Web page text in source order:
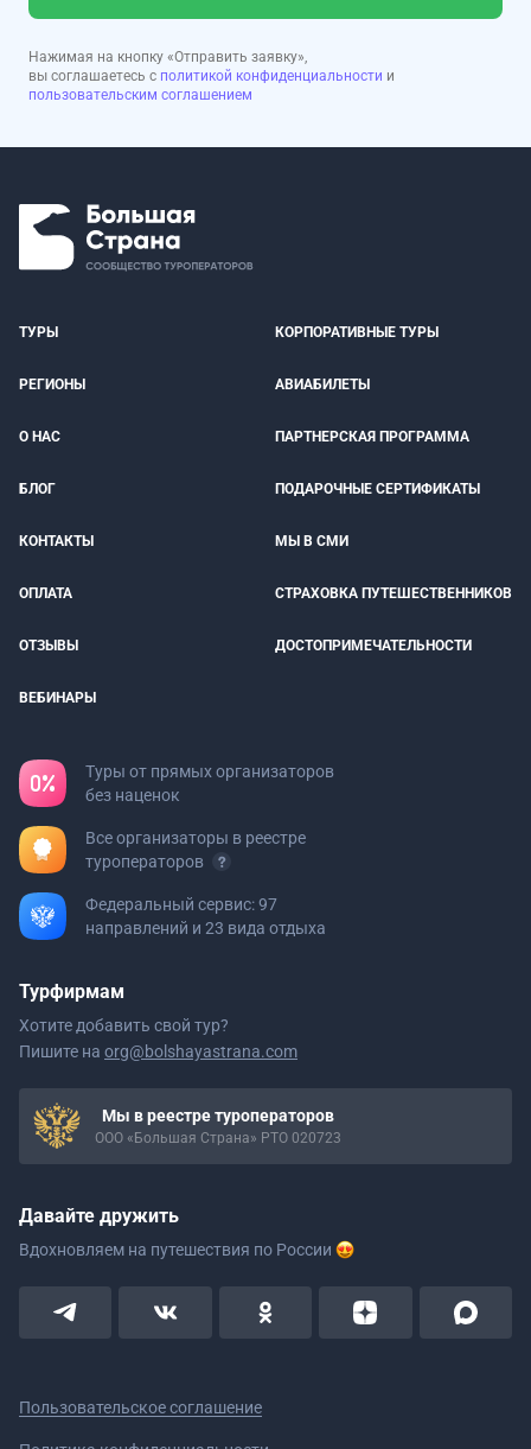
Нажимая на кнопку «Отправить заявку»,
вы соглашаетесь с политикой конфиденциальности и
пользовательским соглашением
ТУРЫ КОРПОРАТИВНЫЕ ТУРЫ
РЕГИОНЫ АВИАБИЛЕТЫ
О НАС ПАРТНЕРСКАЯ ПРОГРАММА
БЛОГ ПОДАРОЧНЫЕ СЕРТИФИКАТЫ
КОНТАКТЫ МЫ В СМИ
ОПЛАТА СТРАХОВКА ПУТЕШЕСТВЕННИКОВ
ОТЗЫВЫ ДОСТОПРИМЕЧАТЕЛЬНОСТИ
ВЕБИНАРЫ
Туры от прямых организаторов
без наценок
Все организаторы в реестре
туроператоров
Федеральный сервис: 97
направлений и 23 вида отдыха
Турфирмам
Хотите добавить свой тур?
Пишите на org@bolshayastrana.com
Мы в реестре туроператоров
ООО «Большая Страна» РТО 020723
Давайте дружить
Вдохновляем на путешествия по России
Пользовательское соглашение